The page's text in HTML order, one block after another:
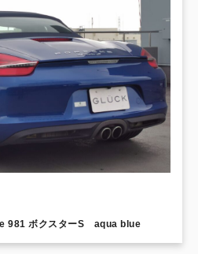
981 ボクスターS aqua blue